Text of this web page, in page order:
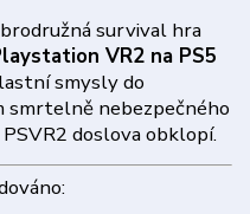
survival hra
VR2 na PS5
smysly do
smrtelně nebezpečného
doslova obklopí.